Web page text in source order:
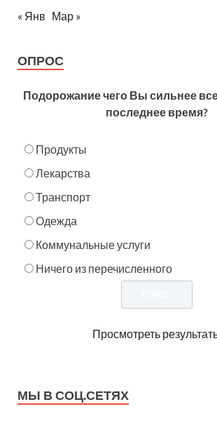
« Янв Мар »
ОПРОС
Подорожание чего Вы сильнее
последнее время?
Продукты
Лекарства
Транспорт
Одежда
Коммунальные услуги
Ничего из перечисленного
Просмотреть
МЫ В СОЦ.СЕТЯХ